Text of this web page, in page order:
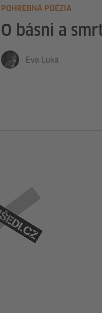
POHREBNÁ POÉZIA
O básni a
Eva Luka